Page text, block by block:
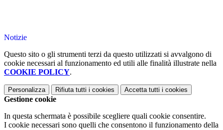
Notizie
Questo sito o gli strumenti terzi da questo utilizzati si avvalgono di
cookie necessari al funzionamento ed utili alle finalità illustrate nella
COOKIE POLICY.
Personalizza Rifiuta tutti i cookies Accetta tutti i cookies
Gestione cookie
In questa schermata è possibile scegliere quali cookie consentire.
I cookie necessari sono quelli che consentono il funzionamento della